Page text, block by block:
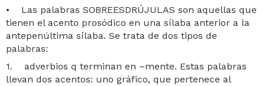
• Las palabras SOBREESDRÚJULAS son aquellas que
tienen el acento prosódico en una sílaba anterior a la
antepenúltima sílaba. Se trata de dos tipos de
palabras:
1. adverbios q terminan en –mente. Estas palabras
llevan dos acentos: uno gráfico, que pertenece al